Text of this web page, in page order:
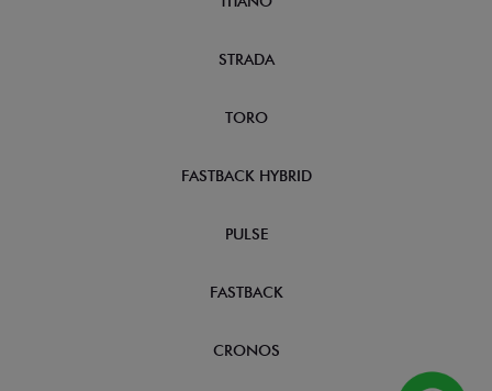
STRADA
TORO
FASTBACK HYBRID
PULSE
FASTBACK
CRONOS